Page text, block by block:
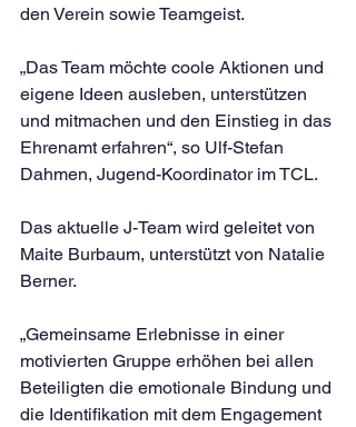
den Verein sowie Teamgeist.
„Das Team möchte coole Aktionen und
eigene Ideen ausleben, unterstützen
und mitmachen und den Einstieg in das
Ehrenamt erfahren“, so Ulf-Stefan
Dahmen, Jugend-Koordinator im TCL.
Das aktuelle J-Team wird geleitet von
Maite Burbaum, unterstützt von Natalie
Berner.
„Gemeinsame Erlebnisse in einer
motivierten Gruppe erhöhen bei allen
Beteiligten die emotionale Bindung und
die Identifikation mit dem Engagement